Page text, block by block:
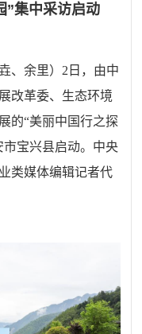
”集中采访启动
、余里）2日，由中
改革委、生态环境
的“美丽中国行之探
宝兴县启动。中央
类媒体编辑记者代